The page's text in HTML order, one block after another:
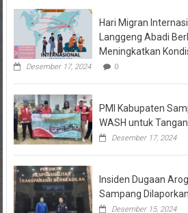
Hari Migran
Langgeng Abadi
Meningkatkan
Desember 17, 2024 0
PMI Kabupaten
WASH untuk
Desember 17, 2024
Insiden Dugaan
Sampang
Desember 15, 2024